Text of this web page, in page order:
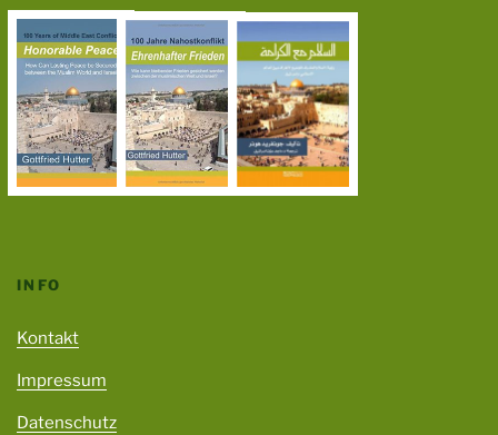
INFO
Kontakt
Impressum
Datenschutz